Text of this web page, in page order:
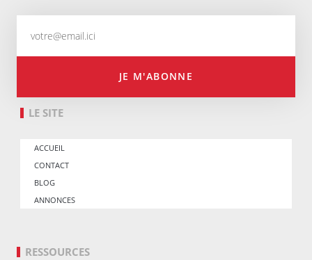
JE M'ABONNE
LE SITE
ACCUEIL
CONTACT
BLOG
ANNONCES
RESSOURCES